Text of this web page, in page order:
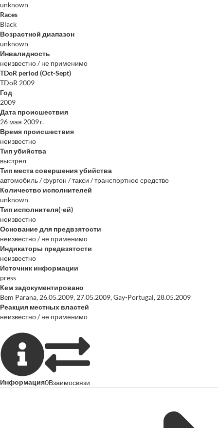
unknown
Races
Black
Возрастной диапазон
unknown
Инвалидность
неизвестно / не применимо
TDoR period (Oct-Sept)
TDoR 2009
Год
2009
Дата происшествия
26 мая 2009 г.
Время происшествия
неизвестно
Тип убийства
выстрел
Тип места совершения убийства
автомобиль / фургон / такси / транспортное средство
Количество исполнителей
unknown
Тип исполнителя(-ей)
неизвестно
Основание для предвзятости
неизвестно / не применимо
Индикаторы предвзятости
неизвестно
Источник информации
press
Кем задокументировано
Bem Parana, 26.05.2009, 27.05.2009, Gay-Portugal, 28.05.2009
Реакция местных властей
неизвестно / не применимо
Информация0Взаимосвязи